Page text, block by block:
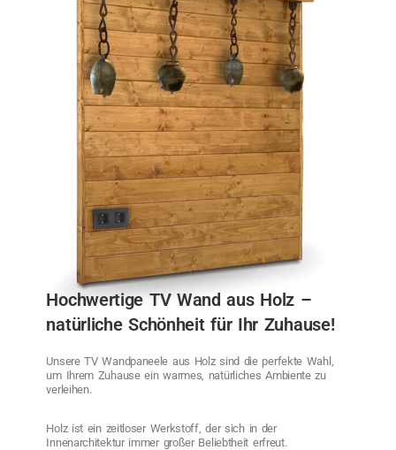
Hochwertige TV Wand aus Holz –
natürliche Schönheit für Ihr Zuhause!
Unsere TV Wandpaneele aus Holz sind die perfekte Wahl,
um Ihrem Zuhause ein warmes, natürliches Ambiente zu
verleihen.
Holz ist ein zeitloser Werkstoff, der sich in der
Innenarchitektur immer großer Beliebtheit erfreut.